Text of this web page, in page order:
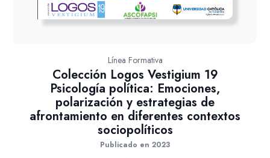
Línea Formativa
Colección Logos Vestigium 19
Psicología política: Emociones,
polarización y estrategias de
afrontamiento en diferentes contextos
sociopolíticos
Publicado en 2023